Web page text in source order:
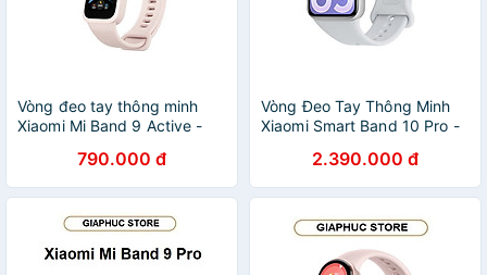
Vòng đeo tay thông minh
Xiaomi Mi Band 9 Active -
790.000 đ
Vòng Đeo Tay Thông Minh
Xiaomi Smart Band 10 Pro -
2.390.000 đ